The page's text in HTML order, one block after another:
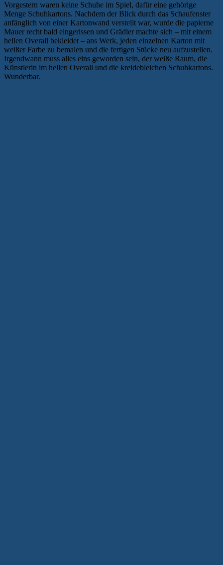
Vorgestern waren keine Schuhe im Spiel, dafür eine gehörige
Menge Schuhkartons. Nachdem der Blick durch das Schaufenster
anfänglich von einer Kartonwand verstellt war, wurde die papierne
Mauer recht bald eingerissen und Grädler machte sich – mit einem
hellen Overall bekleidet – ans Werk, jeden einzelnen Karton mit
weißer Farbe zu bemalen und die fertigen Stücke neu aufzustellen.
Irgendwann muss alles eins geworden sein, der weiße Raum, die
Künstlerin im hellen Overall und die kreidebleichen Schuhkartons.
Wunderbar.